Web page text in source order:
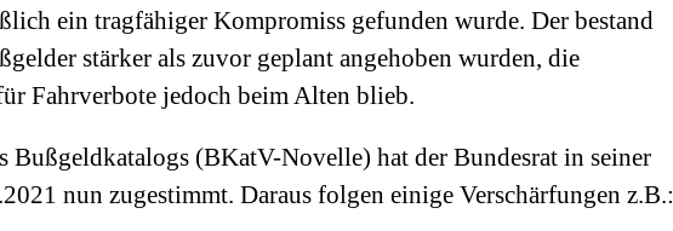
ein tragfähiger Kompromiss gefunden wurde. Der bestand
stärker als zuvor geplant angehoben wurden, die
Fahrverbote jedoch beim Alten blieb.
Bußgeldkatalogs (BKatV-Novelle) hat der Bundesrat in seiner
nun zugestimmt. Daraus folgen einige Verschärfungen z.B.: